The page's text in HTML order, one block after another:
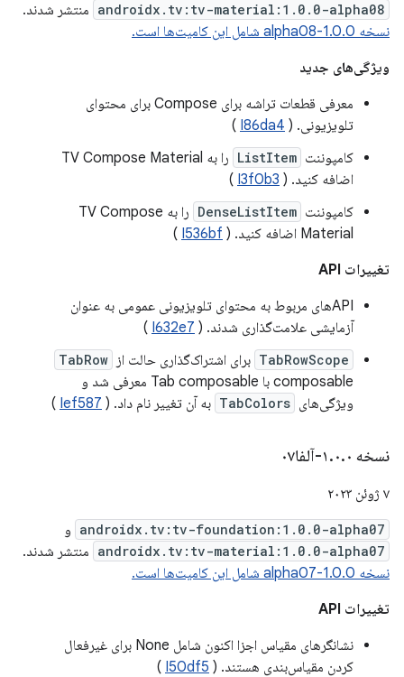
androidx.tv:tv-material:1.0.0-alpha08 منتشر شدند.
نسخه 1.0.0-alpha08 شامل این کامیت‌ها است.
ویژگی‌های جدید
معرفی قطعات تراشه برای Compose برای محتوای
تلویزیونی. ( I86da4
)
کامپوننت ListItem
را به TV Compose Material
اضافه کنید. ( I3f0b3
)
کامپوننت DenseListItem
را به TV Compose
Material اضافه کنید. (
I536bf
)
تغییرات API
APIهای مربوط به محتوای تلویزیونی عمومی به عنوان
آزمایشی علامت‌گذاری شدند. ( I632e7
)
TabRowScope برای اشتراک‌گذاری حالت از TabRow
composable با Tab composable معرفی شد و
ویژگی‌های TabColors به ​​آن تغییر نام داد. ( Ief587
)
نسخه ۱ .۰.۰-آلفا۰۷
۷ ژوئن ۲۰۲۳
androidx.tv:tv-foundation:1.0.0-alpha07 و
androidx.tv:tv-material:1.0.0-alpha07 منتشر شدند.
نسخه 1.0.0-alpha07 شامل این کامیت‌ها است.
تغییرات API
نشانگرهای مقیاس اجزا اکنون شامل None برای غیرفعال
کردن مقیاس‌بندی هستند. ( I50df5
)